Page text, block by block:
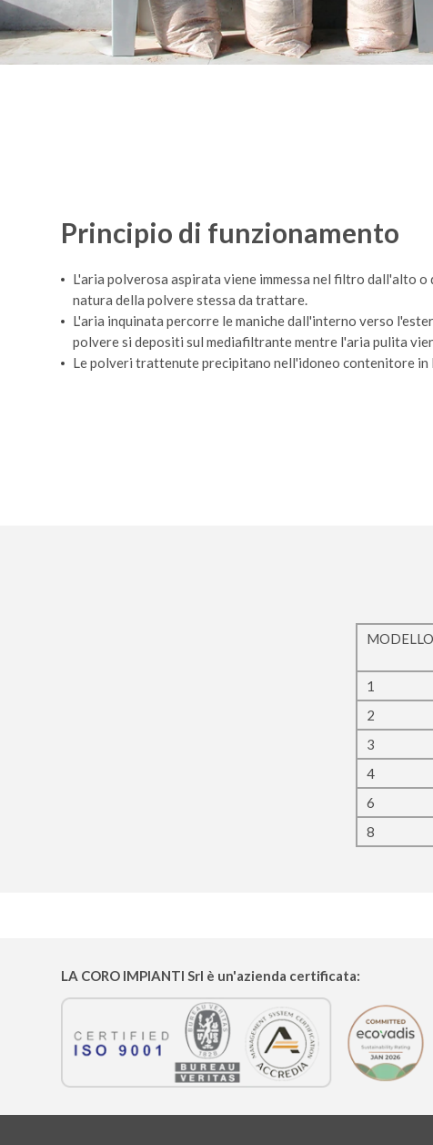
Principio di funzionamento
L'aria polverosa aspirata viene immessa nel filtro dall'alto o
natura della polvere stessa da trattare.
L'aria inquinata percorre le maniche dall'interno verso
polvere si depositi sul mediafiltrante mentre l'aria pulita
Le polveri trattenute precipitano nell'idoneo contenitore in
MODELLO
1
2
3
4
6
8
LA CORO IMPIANTI Srl è un'azienda certificata: